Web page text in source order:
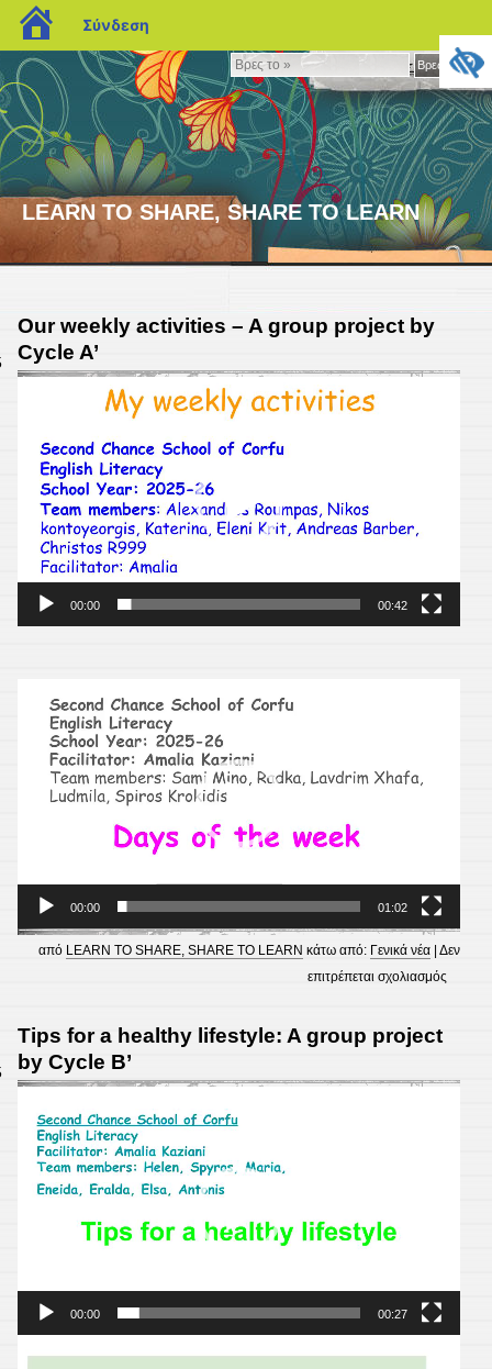
Βρες
το
»
Βρες το »
LEARN TO SHARE, SHARE TO LEARN
Our weekly activities – A group project by
Cycle A’
Αναπαραγωγής
Βίντεο
00:00 00:42
Αναπαραγωγής
Βίντεο
00:00 01:02
από LEARN TO SHARE, SHARE TO LEARN κάτω από: Γενικά νέα |Δεν
επιτρέπεται σχολιασμός
–
Tips for a healthy lifestyle: A group project
by Cycle B’
Αναπαραγωγής
Βίντεο
00:00 00:27
blogs.sch.gr
Σύνδεση